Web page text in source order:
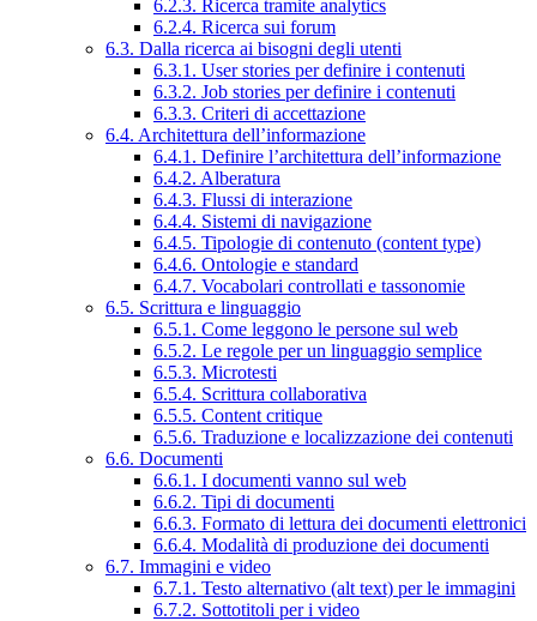
6.2.3. Ricerca tramite analytics
6.2.4. Ricerca sui forum
6.3. Dalla ricerca ai bisogni degli utenti
6.3.1. User stories per definire i contenuti
6.3.2. Job stories per definire i contenuti
6.3.3. Criteri di accettazione
6.4. Architettura dell’informazione
6.4.1. Definire l’architettura dell’informazione
6.4.2. Alberatura
6.4.3. Flussi di interazione
6.4.4. Sistemi di navigazione
6.4.5. Tipologie di contenuto (content type)
6.4.6. Ontologie e standard
6.4.7. Vocabolari controllati e tassonomie
6.5. Scrittura e linguaggio
6.5.1. Come leggono le persone sul web
6.5.2. Le regole per un linguaggio semplice
6.5.3. Microtesti
6.5.4. Scrittura collaborativa
6.5.5. Content critique
6.5.6. Traduzione e localizzazione dei contenuti
6.6. Documenti
6.6.1. I documenti vanno sul web
6.6.2. Tipi di documenti
6.6.3. Formato di lettura dei documenti elettronici
6.6.4. Modalità di produzione dei documenti
6.7. Immagini e video
6.7.1. Testo alternativo (alt text) per le immagini
6.7.2. Sottotitoli per i video